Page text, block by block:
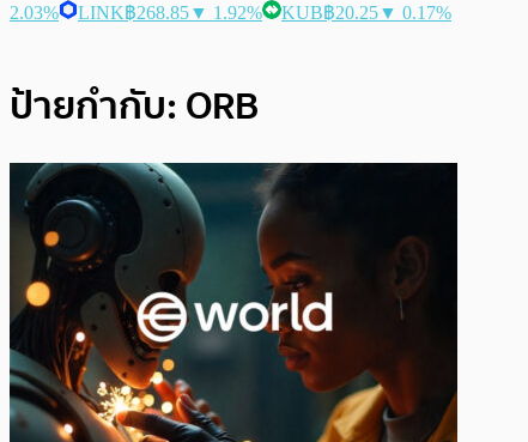
2.03%
LINK฿268.85▼ 1.92% KUB฿20.25▼ 0.17%
ป้ายกำกับ: ORB